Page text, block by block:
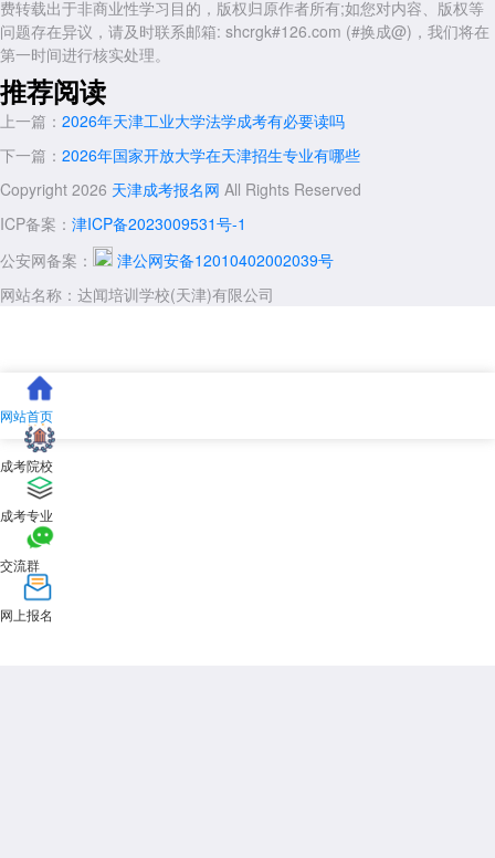
实时政策同步：达闻天津成考网与国家开放大学天津分部及相关学习
中心保持信息联动，在官方简章发布后第一时间更新条件变动，并辅以清
晰图文说明，帮助考生快速对照自身情况。
全流程指导服务：从资格预审、网上报名操作、现场确认注意事项到
入学测试备考建议，提供系统性辅导。尤其对于学历信息学信网认证、异
地报考材料准备等易出错环节，有明确操作指引。
合规透明提醒：网站明确提示考生通过正规渠道报名，杜绝虚假承
诺，强调学历教育严谨性，维护考生权益。
四、重要注意事项
需要特别指出的是，国家开放大学实行注册入学，但入学后需按时完
成课程学习及考核，符合毕业要求方可获颁学历证书。该证书国家承认，
学信网可查。若考生当前学历证书遗失或信息有异，建议提前联系毕业院
文件为准，达闻天津成考网届时将及时跟进解读。
明确天津地区：2026年
一步。借助达闻天津成考网的专业信息整合与本地服务经验，广大考生能
够更从容、准确地完成报名筹备，将精力聚焦于后续学习提升。建议有意
向者尽早登录达闻天津成考网或关注其官方渠道，获取最新招生动态，为
2026年升学做好充分准备。
展开全文
费转载出于非商业性学习目的，版权归原作者所有;如您对内容、版权等
问题存在异议，请及时联系邮箱: shcrgk#126.com (#换成@)，我们将在
第一时间进行核实处理。
推荐阅读
上一篇： 2026年天津工业大学法学成考有必要读吗
下一篇： 2026年国家开放大学在天津招生专业有哪些
Copyright 2026 天津成考报名网 All Rights Reserved
ICP备案： 津ICP备2023009531号-1
公安网备案：
津公网安备12010402002039号
网站名称：达闻培训学校(天津)有限公司
网站首页
成考院校
成考专业
交流群
网上报名